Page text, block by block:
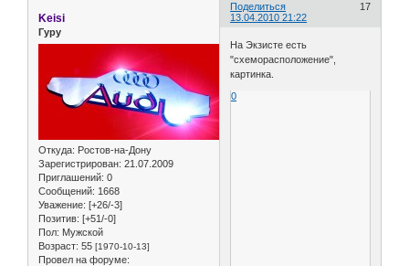
Поделиться
17
13.04.2010 21:22
Keisi
Гуру
Откуда: Ростов-на-Дону
Зарегистрирован: 21.07.2009
Приглашений: 0
Сообщений: 1668
Уважение: [+26/-3]
Позитив: [+51/-0]
Пол: Мужской
Возраст: 55 [1970-10-13]
Провел на форуме:
На Экзисте есть
"схеморасположение",
картинка.
0